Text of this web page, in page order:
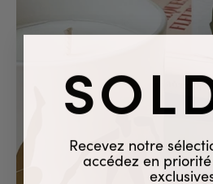
Recevez notre
accédez en